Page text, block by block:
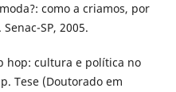
como a criamos, por
SP, 2005.
hop: cultura e política no
Tese (Doutorado em